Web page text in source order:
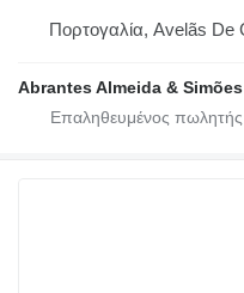
Πορτογαλία, Avelãs De
Abrantes Almeida &